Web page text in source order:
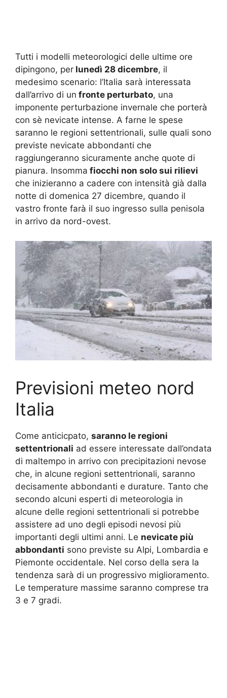
Tutti i modelli meteorologici delle ultime ore
dipingono, per lunedì 28 dicembre, il
medesimo scenario: l’Italia sarà interessata
dall’arrivo di un fronte perturbato, una
imponente perturbazione invernale che porterà
con sè nevicate intense. A farne le spese
saranno le regioni settentrionali, sulle quali sono
previste nevicate abbondanti che
raggiungeranno sicuramente anche quote di
pianura. Insomma fiocchi non solo sui rilievi
che inizieranno a cadere con intensità già dalla
notte di domenica 27 dicembre, quando il
vastro fronte farà il suo ingresso sulla penisola
in arrivo da nord-ovest.
Previsioni meteo nord
Italia
Come anticicpato, saranno le regioni
settentrionali ad essere interessate dall’ondata
di maltempo in arrivo con precipitazioni nevose
che, in alcune regioni settentrionali, saranno
decisamente abbondanti e durature. Tanto che
secondo alcuni esperti di meteorologia in
alcune delle regioni settentrionali si potrebbe
assistere ad uno degli episodi nevosi più
importanti degli ultimi anni. Le nevicate più
abbondanti sono previste su Alpi, Lombardia e
Piemonte occidentale. Nel corso della sera la
tendenza sarà di un progressivo miglioramento.
Le temperature massime saranno comprese tra
3 e 7 gradi.